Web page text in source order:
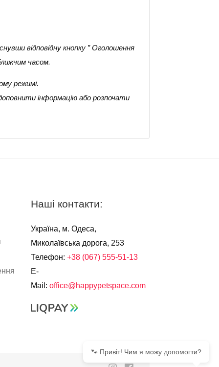
відповідну кнопку ” Оголошення
часом.
режимі.
інформацію або розпочати
Наші контакти:
Україна, м. Одеса,
Миколаївська дорога, 253
Телефон:+38 (067) 555-51-13
E-
Mail:office@happypetspace.com
🐾 Привіт! Чим я можу допомогти?